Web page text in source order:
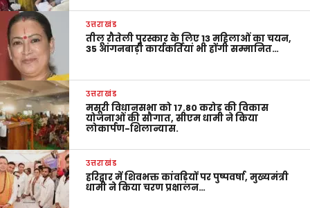
उत्तराखंड
तीलू रौतेली पुरस्कार के लिए 13 महिलाओं का चयन,
35 आंगनबाड़ी कार्यकर्तियां भी होंगी सम्मानित…
उत्तराखंड
मसूरी विधानसभा को 17.80 करोड़ की विकास
योजनाओं की सौगात, सीएम धामी ने किया
लोकार्पण-शिलान्यास.
उत्तराखंड
हरिद्वार में शिवभक्त कांवड़ियों पर पुष्पवर्षा, मुख्यमंत्री
धामी ने किया चरण प्रक्षालन…